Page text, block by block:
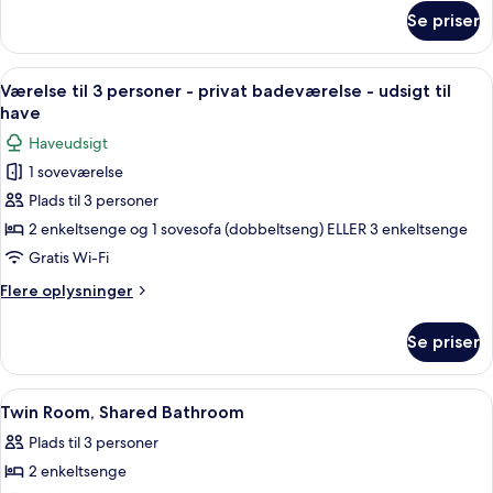
-
fælles
badeværelse
Se priser
Indlæs
alle
billeder
af
Værelse
til
3
personer
-
privat
-
udsigt
til
have
Et værelse med to senge, en bænk,
3
Værelse til 3 personer - privat badeværelse - udsigt til
have
Haveudsigt
1 soveværelse
Plads til 3 personer
2 enkeltsenge og 1 sovesofa (dobbeltseng) ELLER 3 enkeltsenge
Gratis Wi-Fi
Flere oplysninger
Flere
til
personer
privat
badeværelse
Se priser
Indlæs
alle
billeder
af
Et værelse med to senge, et
1
Twin Room, Shared Bathroom
Plads til 3 personer
2 enkeltsenge